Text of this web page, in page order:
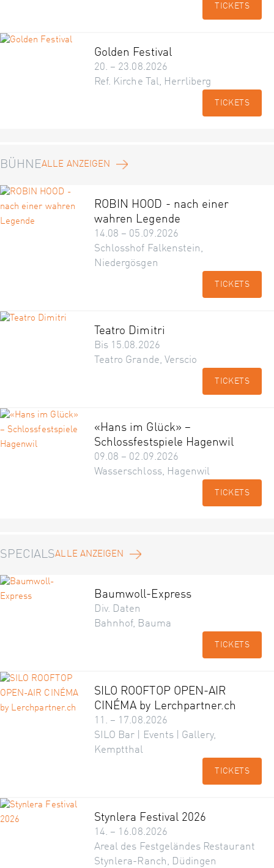
TICKETS
Golden Festival
20. – 23.08.2026
Ref. Kirche Tal, Herrliberg
TICKETS
BÜHNEALLE ANZEIGEN
ROBIN HOOD - nach einer
wahren Legende
14.08 – 05.09.2026
Schlosshof Falkenstein,
Niedergösgen
TICKETS
Teatro Dimitri
Bis 15.08.2026
Teatro Grande, Verscio
TICKETS
«Hans im Glück» –
Schlossfestspiele Hagenwil
09.08 – 02.09.2026
Wasserschloss, Hagenwil
TICKETS
SPECIALSALLE ANZEIGEN
Baumwoll-Express
Div. Daten
Bahnhof, Bauma
TICKETS
SILO ROOFTOP OPEN-AIR
CINÉMA by Lerchpartner.ch
11. – 17.08.2026
SILO Bar | Events | Gallery,
Kemptthal
TICKETS
Stynlera Festival 2026
14. – 16.08.2026
Areal des Festgeländes Restaurant
Stynlera-Ranch, Düdingen